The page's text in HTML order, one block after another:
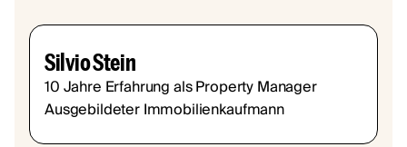
Silvio Stein
10 Jahre Erfahrung als Property Manager
Ausgebildeter Immobilienkaufmann